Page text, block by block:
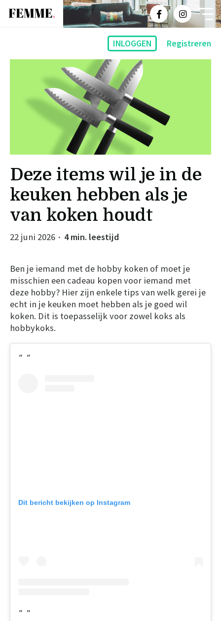
INLOGGEN Registreren
Deze items wil je in de
keuken hebben als je
van koken houdt
22 juni 2026 ● 4 min. leestijd
Ben je iemand met de hobby koken of moet je
misschien een cadeau kopen voor iemand met
deze hobby? Hier zijn enkele tips van welk gerei je
echt in je keuken moet hebben als je goed wil
koken. Dit is toepasselijk voor zowel koks als
hobbykoks.
Dit bericht bekijken op Instagram